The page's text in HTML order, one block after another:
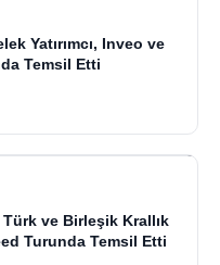
Yatırımcı, Inveo ve
Temsil Etti
ve Birleşik Krallık
Turunda Temsil Etti